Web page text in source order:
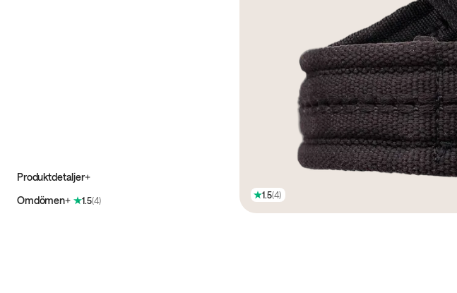
Produktdetaljer
Omdömen
1.5(4)
1.5(4)